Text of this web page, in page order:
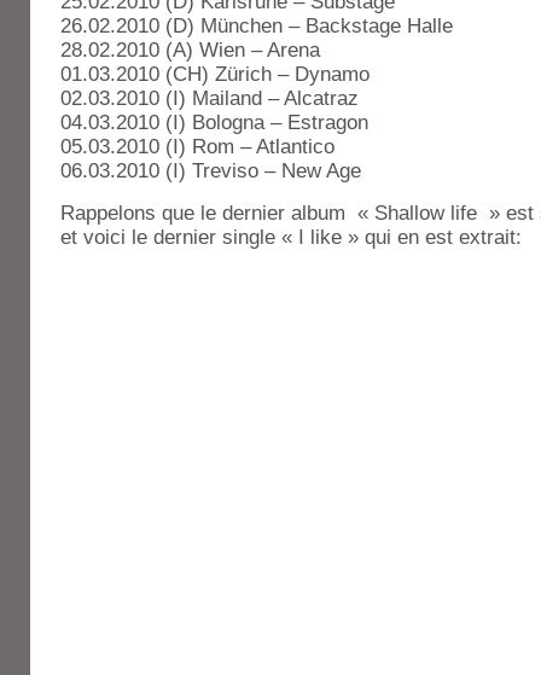
26.02.2010 (D) München – Backstage Halle
28.02.2010 (A) Wien – Arena
01.03.2010 (CH) Zürich – Dynamo
02.03.2010 (I) Mailand – Alcatraz
04.03.2010 (I) Bologna – Estragon
05.03.2010 (I) Rom – Atlantico
06.03.2010 (I) Treviso – New Age
Rappelons que le dernier album « Shallow life »
et voici le dernier single « I like » qui en est extrait: